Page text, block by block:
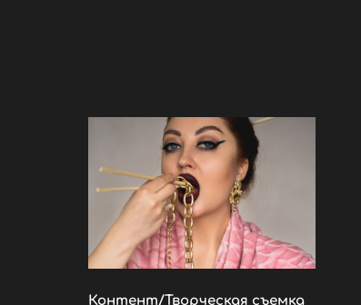
Контент/Творческая съемка